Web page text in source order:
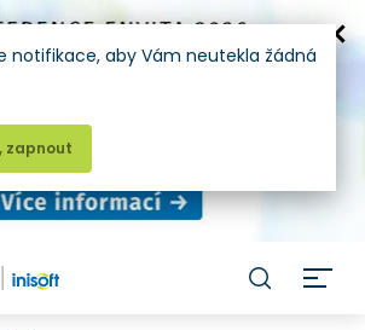
notifikace, aby Vám neutekla žádná
zapnout